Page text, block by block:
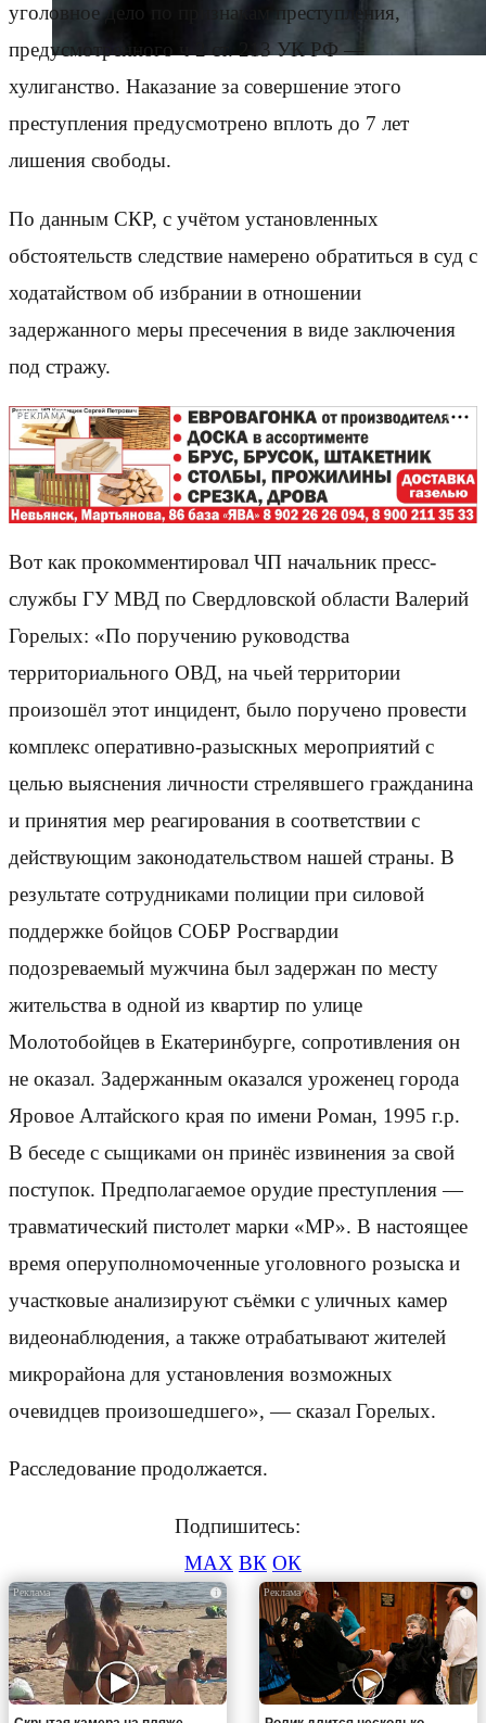
уголовное дело по признакам преступления,
предусмотренного ч 2 ст. 213 УК РФ —
хулиганство. Наказание за совершение этого
преступления предусмотрено вплоть до 7 лет
лишения свободы.
По данным СКР, с учётом установленных
обстоятельств следствие намерено обратиться в суд с
ходатайством об избрании в отношении
задержанного меры пресечения в виде заключения
под стражу.
РЕКЛАМА
Вот как прокомментировал ЧП начальник пресс-
службы ГУ МВД по Свердловской области Валерий
Горелых: «По поручению руководства
территориального ОВД, на чьей территории
произошёл этот инцидент, было поручено провести
комплекс оперативно-разыскных мероприятий с
целью выяснения личности стрелявшего гражданина
и принятия мер реагирования в соответствии с
действующим законодательством нашей страны. В
результате сотрудниками полиции при силовой
поддержке бойцов СОБР Росгвардии
подозреваемый мужчина был задержан по месту
жительства в одной из квартир по улице
Молотобойцев в Екатеринбурге, сопротивления он
не оказал. Задержанным оказался уроженец города
Яровое Алтайского края по имени Роман, 1995 г.р.
В беседе с сыщиками он принёс извинения за свой
поступок. Предполагаемое орудие преступления —
травматический пистолет марки «МР». В настоящее
время оперуполномоченные уголовного розыска и
участковые анализируют съёмки с уличных камер
видеонаблюдения, а также отрабатывают жителей
микрорайона для установления возможных
очевидцев произошедшего», — сказал Горелых.
Расследование продолжается.
Подпишитесь:
MAX ВК ОК
i i